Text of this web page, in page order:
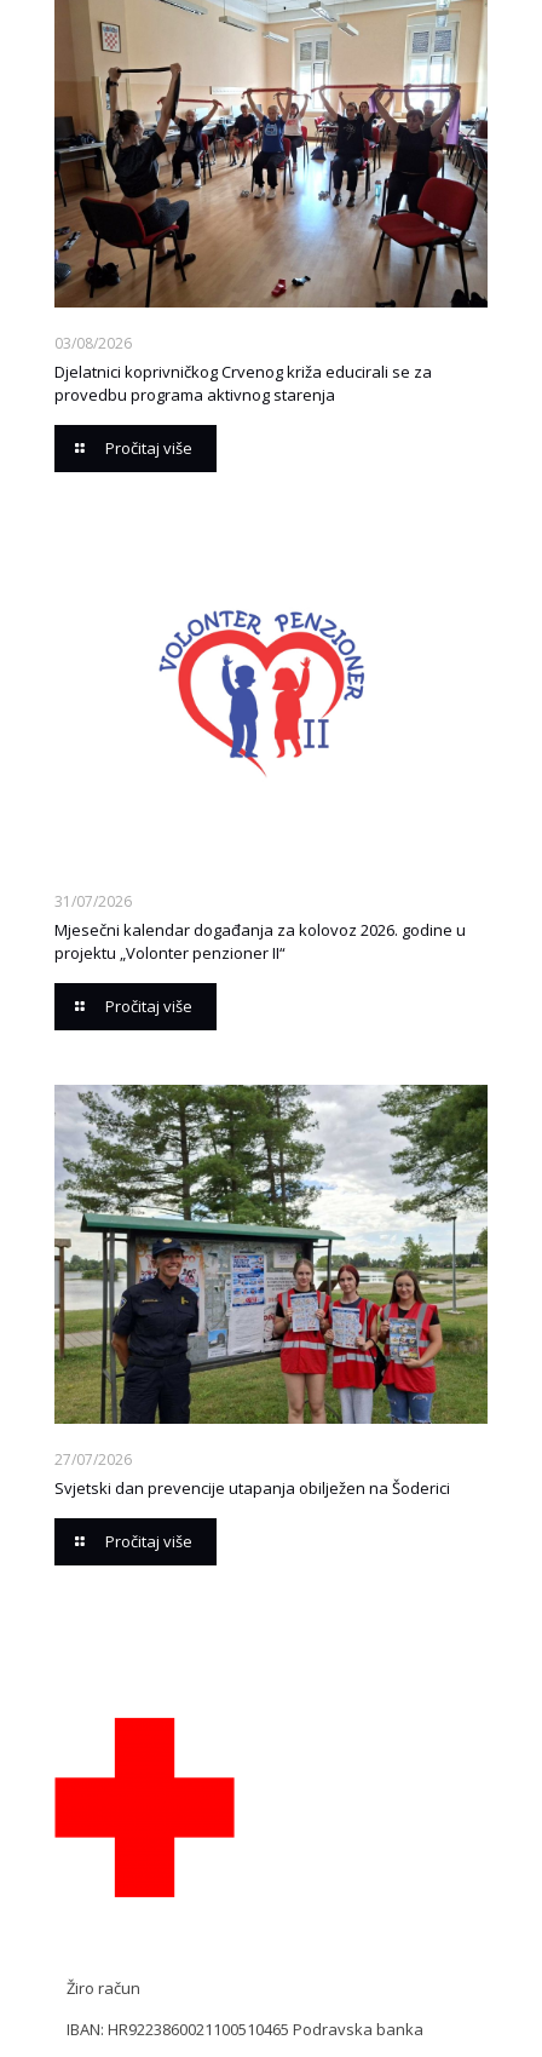
03/08/2026
Djelatnici koprivničkog Crvenog križa educirali se za
provedbu programa aktivnog starenja
Pročitaj više
31/07/2026
Mjesečni kalendar događanja za kolovoz 2026. godine u
projektu „Volonter penzioner II“
Pročitaj više
27/07/2026
Svjetski dan prevencije utapanja obilježen na Šoderici
Pročitaj više
Žiro račun
IBAN: HR9223860021100510465 Podravska banka